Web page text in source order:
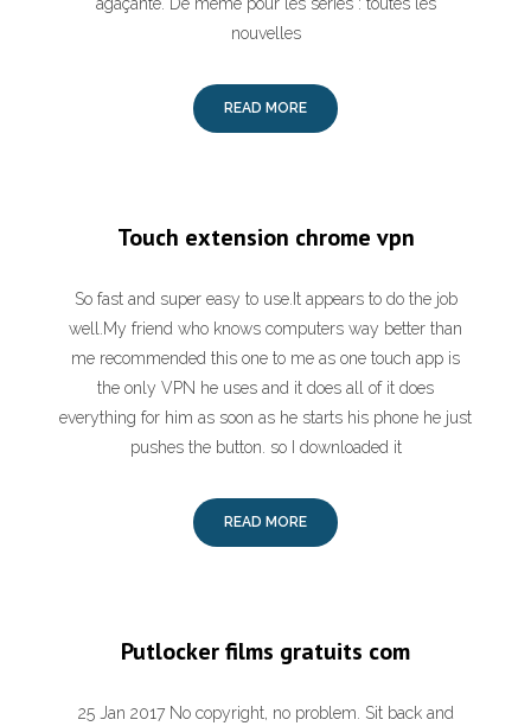
nouvelles
READ MORE
Touch extension chrome vpn
So fast and super easy to use.It appears to do the job
well.My friend who knows computers way better than
me recommended this one to me as one touch app is
the only VPN he uses and it does all of it does
everything for him as soon as he starts his phone he just
pushes the button. so I downloaded it
READ MORE
Putlocker films gratuits com
25 Jan 2017 No copyright, no problem. Sit back and